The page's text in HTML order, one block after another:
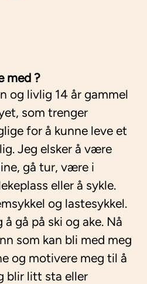
med ?
og livlig 14 år gammel
som trenger
for å kunne leve et
Jeg elsker å være
gå tur, være i
eller å sykle.
og lastesykkel.
gå på ski og ake. Nå
som kan bli med meg
og motivere meg til å
blir litt sta eller